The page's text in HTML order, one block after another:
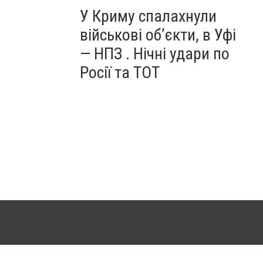
У Криму спалахнули
військові об’єкти, в Уфі
— НПЗ . Нічні удари по
Росії та ТОТ